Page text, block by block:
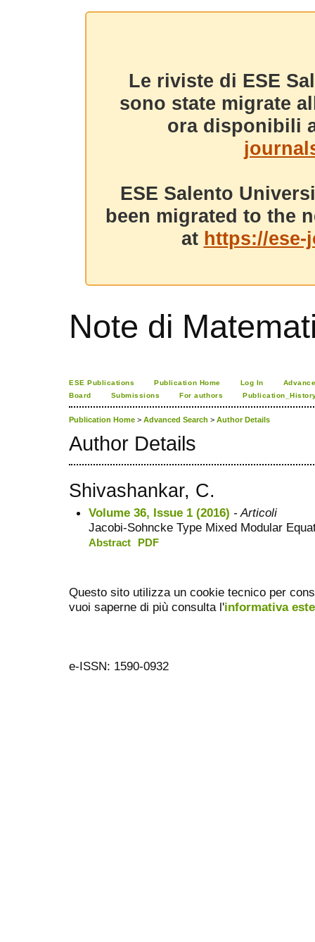
Le riviste di ESE
sono state migrate
ora disponibili
ESE Salento
been migrated to the
at https://
Note di
ESE Publications Publication Home Log In
Board
Submissions For authors
Publication Home > Advanced Search > Author Details
Author Details
Shivashankar, C.
Volume 36, Issue 1 (2016) - Articoli
Jacobi-Sohncke Type Mixed Modular
Abstract PDF
Questo sito utilizza un cookie tecnico per
vuoi saperne di più consulta l'informativa
e-ISSN: 1590-0932